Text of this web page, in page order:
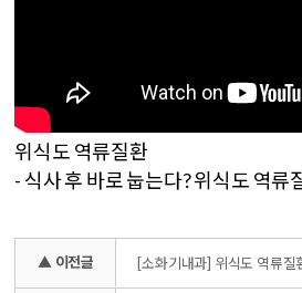
위식도 역류질환
- 식사 후 바로 눕는다? 위식도 역류
▲ 이전글 [소화기내과] 위식도 역류질